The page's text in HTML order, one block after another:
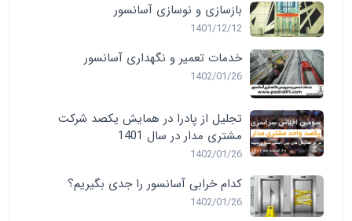
بازسازی و نوسازی آسانسور
1401/12/12
خدمات تعمیر و نگهداری آسانسور
1402/01/26
تجلیل از پادرا در همایش یکصد شرکت
مشتری مدار در سال 1401
1402/01/26
کدام خرابی آسانسور را جدی بگیریم؟
1402/01/26